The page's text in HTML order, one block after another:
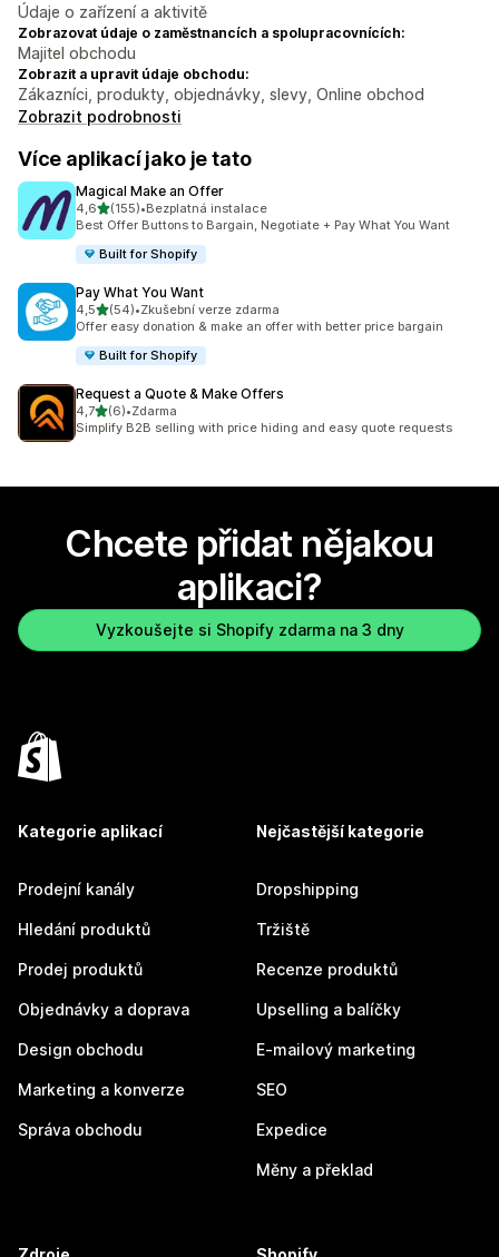
Údaje o zařízení a aktivitě
Zobrazovat údaje o zaměstnancích a spolupracovnících:
Majitel obchodu
Zobrazit a upravit údaje obchodu:
Zákazníci, produkty, objednávky, slevy, Online obchod
Zobrazit podrobnosti
Více aplikací jako je tato
Magical Make an Offer
4,6z 5 hvězd
(155)
Celkový počet recenzí: 155
•Bezplatná instalace
Best Offer Buttons to Bargain, Negotiate + Pay What You Want
Built for Shopify
Pay What You Want
4,5z 5 hvězd
(54)
Celkový počet recenzí: 54
•Zkušební verze zdarma
Offer easy donation & make an offer with better price bargain
Built for Shopify
Request a Quote & Make Offers
4,7z 5 hvězd
(6)
Celkový počet recenzí: 6
•Zdarma
Simplify B2B selling with price hiding and easy quote requests
Chcete přidat nějakou
aplikaci?
Vyzkoušejte si Shopify zdarma na 3 dny
Kategorie aplikací
Prodejní kanály
Hledání produktů
Prodej produktů
Objednávky a doprava
Design obchodu
Marketing a konverze
Správa obchodu
Nejčastější kategorie
Dropshipping
Tržiště
Recenze produktů
Upselling a balíčky
E-mailový marketing
SEO
Expedice
Měny a překlad